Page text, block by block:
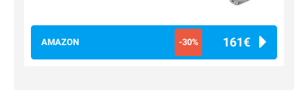
AMAZON -30% 161€